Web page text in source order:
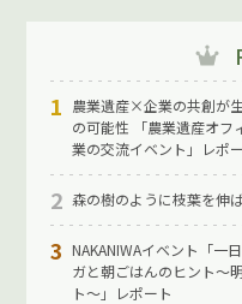
農業遺産×企業の共創が
の可能性 「農業遺産オフ
業の交流イベント」レポ
森の樹のように枝葉を伸
NAKANIWAイベント「一
ガと朝ごはんのヒント〜
ト〜」レポート